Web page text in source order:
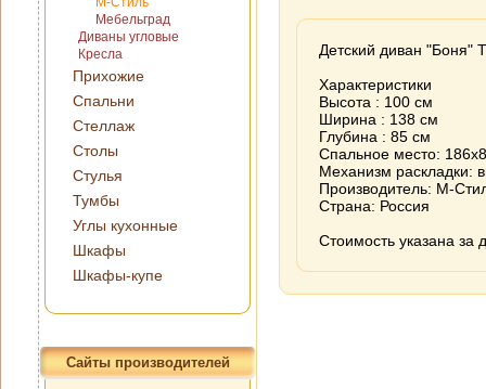
Мебельград
Диваны угловые
Кресла
Прихожие
Спальни
Стеллаж
Столы
Стулья
Тумбы
Углы кухонные
Шкафы
Шкафы-купе
Сайты производителей
Детский диван "Боня"
Характеристики
Высота : 100 см
Ширина : 138 см
Глубина : 85 см
Спальное место:
Механизм раскладки:
Производитель: М-
Страна: Россия
Стоимость указана за